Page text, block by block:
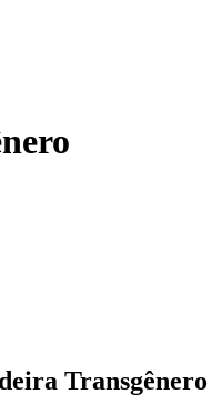
Transgênero